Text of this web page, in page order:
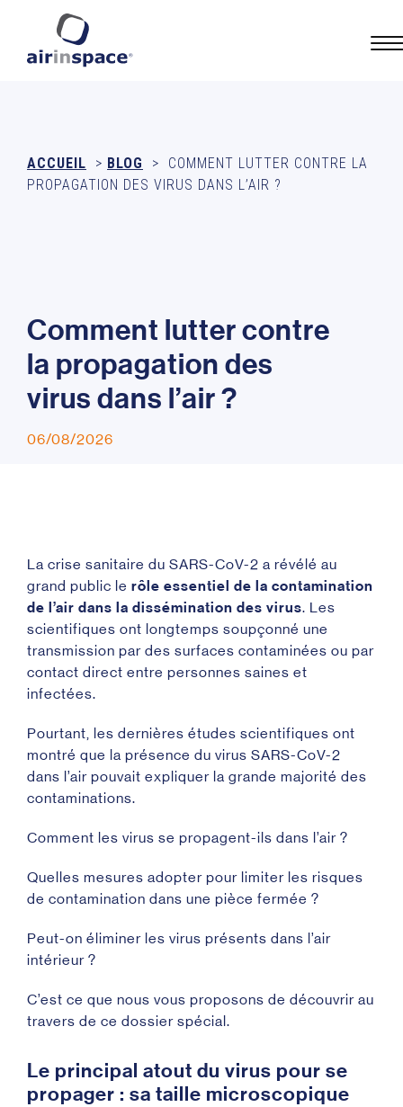
ACCUEIL > BLOG >
COMMENT LUTTER CONTRE LA
PROPAGATION DES VIRUS DANS L’AIR ?
Comment luttercontre
la propagation des
virus dans l’air?
06/08/2026
La crise sanitaire du SARS-CoV-2 a révélé au
grand public le rôle essentiel de la contamination
de l’air dans la dissémination des virus. Les
scientifiques ont longtemps soupçonné une
transmission par des surfaces contaminées ou par
contact direct entre personnes saines et
infectées.
Pourtant, les dernières études scientifiques ont
montré que la présence du virus SARS-CoV-2
dans l’air pouvait expliquer la grande majorité des
contaminations.
Comment les virus se propagent-ils dans l’air ?
Quelles mesures adopter pour limiter les risques
de contamination dans une pièce fermée ?
Peut-on éliminer les virus présents dans l’air
intérieur ?
C’est ce que nous vous proposons de découvrir au
travers de ce dossier spécial.
Le principal atout du virus pour se
propager : sa taille microscopique